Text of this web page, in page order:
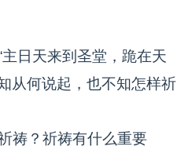
日天来到圣堂，跪在天
从何说起，也不知怎样祈
祷？祈祷有什么重要